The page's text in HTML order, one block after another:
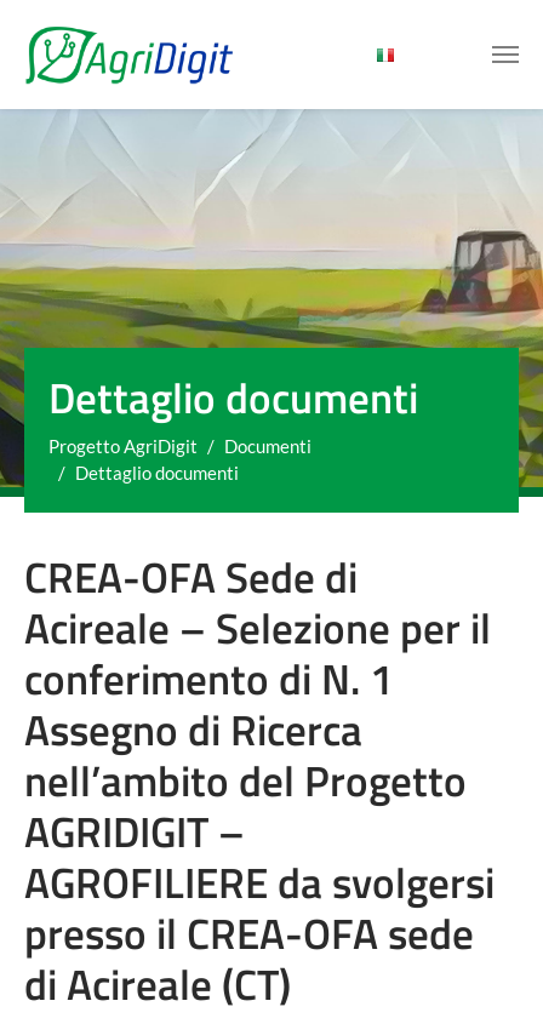
Dettaglio documenti
You are here:
Progetto AgriDigit
Documenti
Dettaglio documenti
CREA-OFA Sede di
Acireale – Selezione per il
conferimento di N. 1
Assegno di Ricerca
nell’ambito del Progetto
AGRIDIGIT –
AGROFILIERE da svolgersi
presso il CREA-OFA sede
di Acireale (CT)